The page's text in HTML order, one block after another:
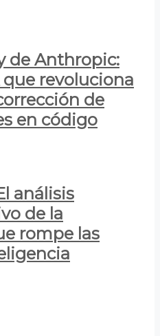
de Anthropic:
que revoluciona
de
en código
análisis
de la
rompe las